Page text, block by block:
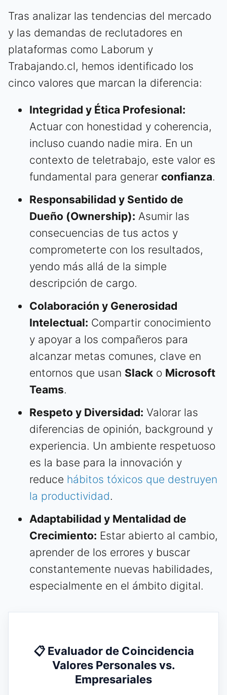
Tras analizar las tendencias del mercado
y las demandas de reclutadores en
plataformas como Laborum y
Trabajando.cl, hemos identificado los
cinco valores que marcan la diferencia:
Integridad y Ética Profesional:
Actuar con honestidad y coherencia,
incluso cuando nadie mira. En un
contexto de teletrabajo, este valor es
fundamental para generar confianza.
Responsabilidad y Sentido de
Dueño (Ownership): Asumir las
consecuencias de tus actos y
comprometerte con los resultados,
yendo más allá de la simple
descripción de cargo.
Colaboración y Generosidad
Intelectual: Compartir conocimiento
y apoyar a los compañeros para
alcanzar metas comunes, clave en
entornos que usan Slack o Microsoft
Teams.
Respeto y Diversidad: Valorar las
diferencias de opinión, background y
experiencia. Un ambiente respetuoso
es la base para la innovación y
reduce hábitos tóxicos que destruyen
la productividad.
Adaptabilidad y Mentalidad de
Crecimiento: Estar abierto al cambio,
aprender de los errores y buscar
constantemente nuevas habilidades,
especialmente en el ámbito digital.
📋 Evaluador de Coincidencia
Valores Personales vs.
Empresariales